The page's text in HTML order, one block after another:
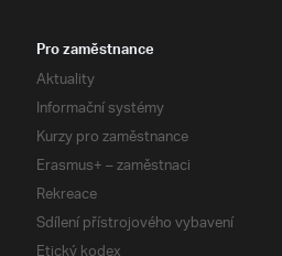
Pro zaměstnance
Aktuality
Informační systémy
Kurzy pro zaměstnance
Erasmus+ – zaměstnaci
Rekreace
Sdílení přístrojového vybavení